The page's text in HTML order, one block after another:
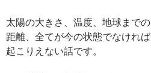
太陽の大きさ、温度、地球までの
距離、全てが今の状態でなければ
起こりえない話です。